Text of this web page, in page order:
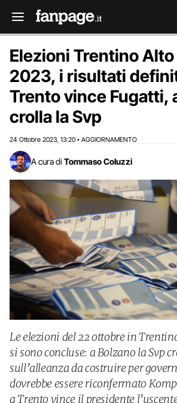
Elezioni Trentino
2023, i risultati
Trento vince Fugatti,
crolla la Svp
24 Ottobre 2023 13:20 • AGGIORNAMENTO
A cura di Tommaso Coluzzi
Le elezioni del 22 ottobre in
si sono concluse: a Bolzano la Svp
sull’alleanza da costruire per
dovrebbe essere riconfermato
a Trento vince il presidente